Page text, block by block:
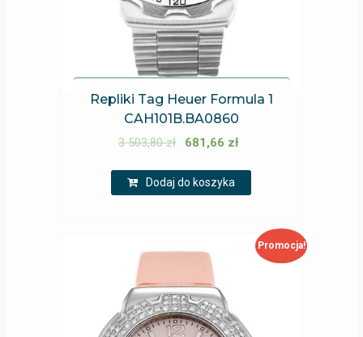
Repliki Tag Heuer Formula 1
CAH101B.BA0860
3 503,80zł 681,66 zł
Dodaj do koszyka
Promocja!